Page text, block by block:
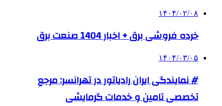
۱۴۰۴/۰۲/۰۸
خرده فروشی برق + اخبار 1404 صنعت برق
۱۴۰۴/۰۳/۰۵
# نمایندگی ایران رادیاتور در تهرانسر: مرجع
تخصصی تامین و خدمات گرمایشی